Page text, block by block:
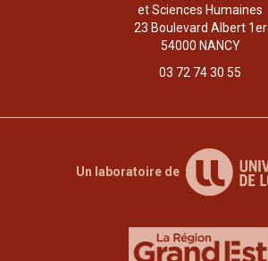
et Sciences Humaines
23 Boulevard Albert 1er
54000 NANCY
03 72 74 30 55
Un laboratoire de